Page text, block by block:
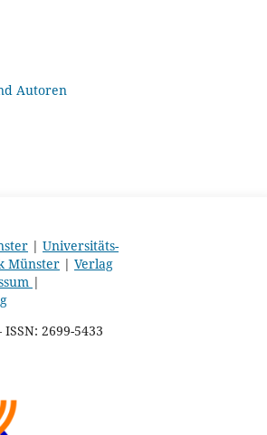
Autoren
| Universitäts-
Münster| Verlag
|
2699-5433